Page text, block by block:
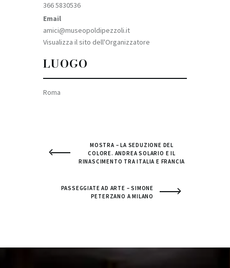
LUOGO
Roma
366 5830536
Email
amici@museopoldipezzoli.it
Visualizza il sito dell'Organizzatore
MOSTRA – LA SEDUZIONE DEL
COLORE. ANDREA SOLARIO E IL
RINASCIMENTO TRA ITALIA E FRANCIA
PASSEGGIATE AD ARTE – SIMONE
PETERZANO A MILANO